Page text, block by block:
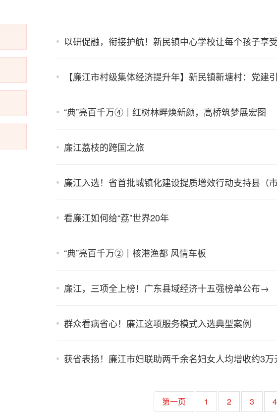
以研促融，衔接护航！新民镇中心学校让每个孩子享
【廉江市村级集体经济提升年】新民镇新塘村：党建
“典”亮百千万④｜红树林畔焕新颜，高桥筑梦展宏图
廉江荔枝的跨国之旅
廉江入选！省首批城镇化建设提质增效行动支持县（
看廉江如何给“荔”世界20年
“典”亮百千万②｜核港渔都 风情车板
廉江，三项全上榜！广东县域经济十五强榜单公布→
群众看病省心！廉江这项服务模式入选典型案例
获省表扬！廉江市妇联助两千余名妇女人均增收约3万
第一页 1 2 3 4